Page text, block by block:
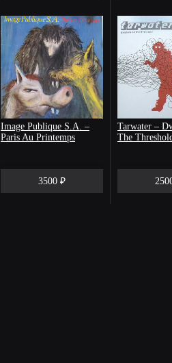
Image Publique S.A. –
Paris Au Printemps
3500 ₽
Tarwater ‎–
The